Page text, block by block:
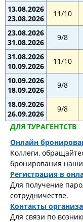
13.08.2026
23.08.2026
11/10
23.08.2026
31.08.2026
9/8
31.08.2026
10.09.2026
11/10
10.09.2026
18.09.2026
9/8
18.09.2026
26.09.2026
9/8
ДЛЯ ТУРАГЕНТСТВ
Онлайн
Коллеги,
бронирования
Регистрация в
Для получение
сотрудничестве.
Контакты
Для связи по